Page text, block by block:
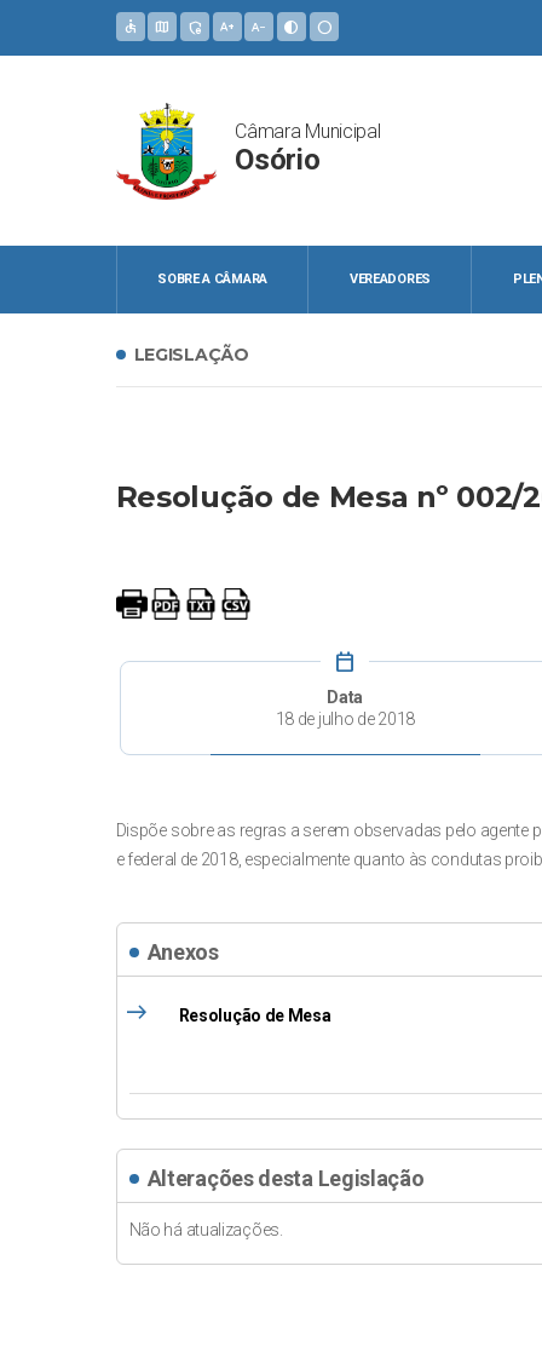
accessible map admin_panel_settings text_increase text_decrease contrast circle
Câmara Municipal
Osório
SOBRE A CÂMARA VEREADORES
LEGISLAÇÃO
Resolução de Mesa nº 002/
calendar_today
Data
18 de julho de 2018
Dispõe sobre as regras a serem observadas pelo agente
e federal de 2018, especialmente quanto às condutas
Anexos
east Resolução de Mesa
Alterações desta Legislação
Não há atualizações.